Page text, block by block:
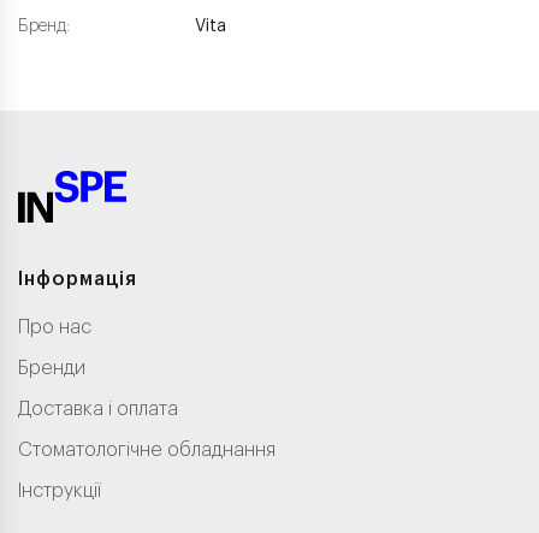
Бренд: Vita
Інформація
Про нас
Бренди
Доставка і оплата
Стоматологічне обладнання
Інструкції